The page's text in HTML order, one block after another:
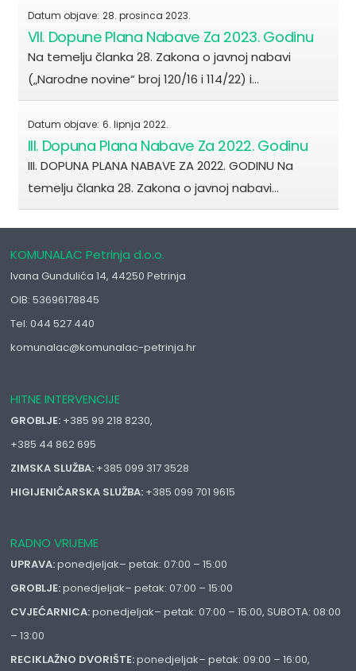
Datum objave: 28. prosinca 2023.
VII. Dopune Plana Nabave Za 2023. Godinu
Na temelju članka 28. Zakona o javnoj nabavi
(„Narodne novine“ broj 120/16 i 114/22) i…
Datum objave: 6. lipnja 2022.
III. Dopuna Plana Nabave Za 2022. Godinu
III. DOPUNA PLANA NABAVE ZA 2022. GODINU Na
temelju članka 28. Zakona o javnoj nabavi…
KOMUNALAC Petrinja d.o.o.
Ivana Gundulića 14, 44250 Petrinja
OIB: 53696178845
Tel: 044 527 440
komunalac@komunalac-petrinja.hr
HITNE INTERVENCIJE
GROBLJE: +385 99 218 8230,
+385 44 862 695
ZIMSKA SLUŽBA: +385 099 317 3528
HIGIJENIČARSKA SLUŽBA: +385 099 701 9615
RADNO VRIJEME
UPRAVA:ponedjeljak– petak: 07:00 – 15:00
GROBLJE:ponedjeljak– petak: 07:00 – 15:00
CVJEĆARNICA:ponedjeljak– petak: 07:00 – 15:00, SUBOTA: 08:00
– 13:00
RECIKLAŽNO DVORIŠTE:ponedjeljak– petak: 09:00 – 16:00,